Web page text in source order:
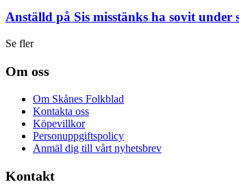
Anställd på Sis misstänks ha sovit
Se fler
Om oss
Om Skånes Folkblad
Kontakta oss
Köpevillkor
Personuppgiftspolicy
Anmäl dig till vårt nyhetsbrev
Kontakt